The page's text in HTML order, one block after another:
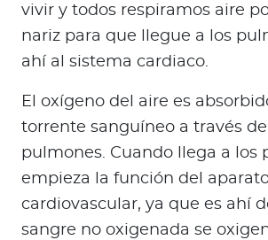
vivir y todos respiramos aire
nariz para que llegue a los
ahí al sistema cardiaco.
El oxígeno del aire es
torrente sanguíneo a través
pulmones. Cuando llega a los
empieza la función del
cardiovascular, ya que es ahí
sangre no oxigenada se